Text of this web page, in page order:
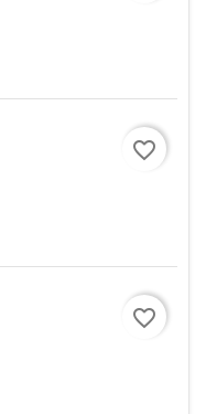
favorite_border
favorite_border